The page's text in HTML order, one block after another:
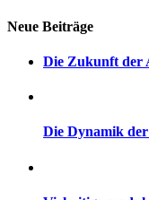
Neue Beiträge
Die Zukunft der
Die Dynamik